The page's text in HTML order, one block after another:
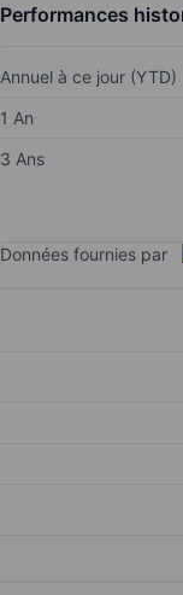
Performances
Annuel à ce jour (YTD)
1 An
3 Ans
Données fournies par